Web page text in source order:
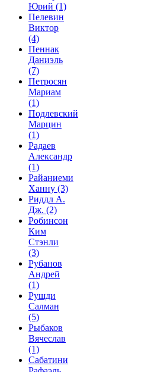
Юрий (1)
Пелевин
Виктор
(4)
Пеннак
Даниэль
(7)
Петросян
Мариам
(1)
Подлевский
Марцин
(1)
Радаев
Александр
(1)
Райаниеми
Ханну (3)
Риддл А.
Дж. (2)
Робинсон
Ким
Стэнли
(3)
Рубанов
Андрей
(1)
Рушди
Салман
(5)
Рыбаков
Вячеслав
(1)
Сабатини